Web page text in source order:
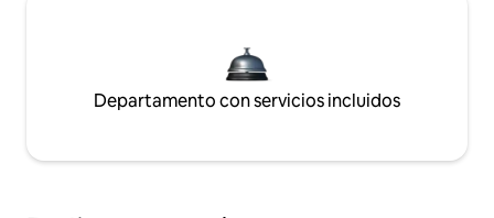
Departamento con servicios incluidos